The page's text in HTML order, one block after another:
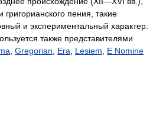
пения, такие
и экспериментальный характер.
также представителями
Gregorian Era Lesiem
E Nomine